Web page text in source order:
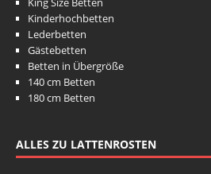
Kinderhochbetten
Lederbetten
Gästebetten
Betten in Übergröße
140 cm Betten
180 cm Betten
ALLES ZU LATTENROSTEN